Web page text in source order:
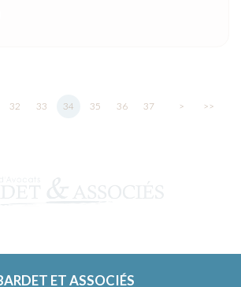
32 33 34 35 36 37 > >>
ET ASSOCIÉS